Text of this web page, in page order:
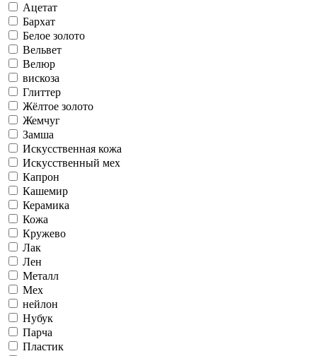
Ацетат
Бархат
Белое золото
Вельвет
Велюр
вискоза
Глиттер
Жёлтое золото
Жемчуг
Замша
Искусственная кожа
Искусственный мех
Капрон
Кашемир
Керамика
Кожа
Кружево
Лак
Лен
Металл
Мех
нейлон
Нубук
Парча
Пластик